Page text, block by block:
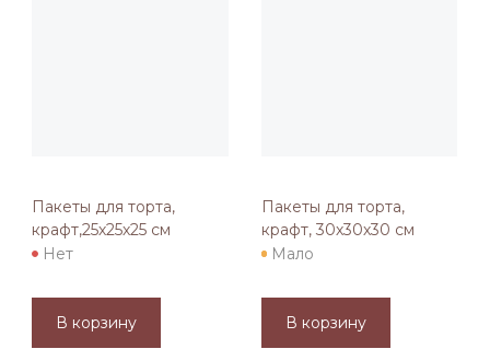
Пакеты для торта,
крафт,25х25х25 см
Нет
В корзину
Пакеты для торта,
крафт, 30х30х30 см
Мало
В корзину